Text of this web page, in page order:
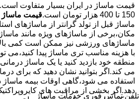
قیمت ماساژ در ایران بسیار متفاوت
150 تا 400 هزار تومان است.
قیمت ماساژ
ماساژ قبل از تولد گرانتر از ماساژهای
مکان،برخی از ماساژهای ویژه مانند
ماساژهای ورزشی نیز ممکن است کمی
با هزینه مناسب تری ماساژ پیدا کنید،می
منطقه خود بازدید کنید یا یک ماساژ درمانی
می کند.اگر بتوانید نشان دهید که برای
استفاده می شود،گاهی اوقات بیمه
دهد.اگر بخشی از مراقبت های
تلفن تماس فوریخدمات ماساژ